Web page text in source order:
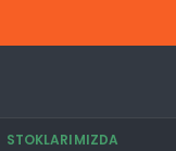
STOKLARIMIZDA